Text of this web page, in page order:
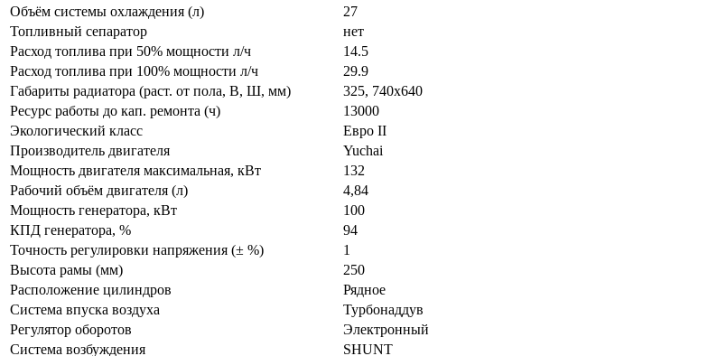
Объём системы охлаждения (л)
27
Топливный сепаратор
нет
Расход топлива при 50% мощности л/ч
14.5
Расход топлива при 100% мощности л/ч
29.9
Габариты радиатора (раст. от пола, В, Ш, мм)
325, 740х640
Ресурс работы до кап. ремонта (ч)
13000
Экологический класс
Евро II
Производитель двигателя
Yuchai
Мощность двигателя максимальная, кВт
132
Рабочий объём двигателя (л)
4,84
Мощность генератора, кВт
100
КПД генератора, %
94
Точность регулировки напряжения (± %)
1
Высота рамы (мм)
250
Расположение цилиндров
Рядное
Система впуска воздуха
Турбонаддув
Регулятор оборотов
Электронный
Система возбуждения
SHUNT